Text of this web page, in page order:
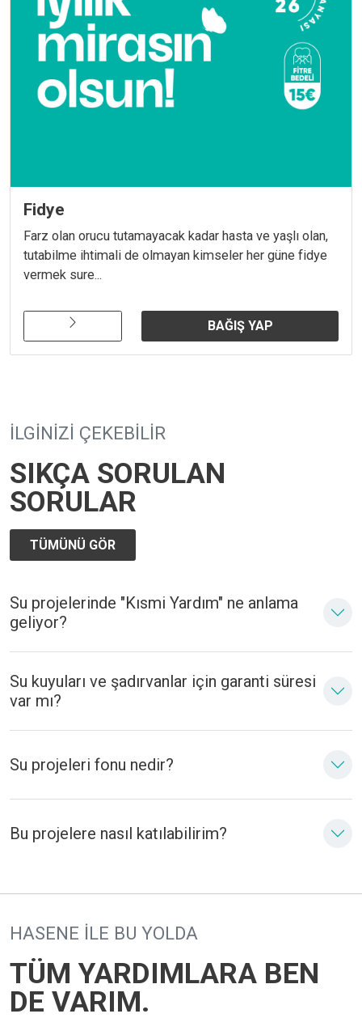
Fidye
Farz olan orucu tutamayacak kadar hasta ve yaşlı olan,
tutabilme ihtimali de olmayan kimseler her güne fidye
vermek sure...
BAĞIŞ YAP
İLGINIZI ÇEKEBILIR
SIKÇA SORULAN
SORULAR
TÜMÜNÜ GÖR
Su projelerinde "Kısmi Yardım" ne anlama
geliyor?
Su kuyuları ve şadırvanlar için garanti süresi
var mı?
Su projeleri fonu nedir?
Bu projelere nasıl katılabilirim?
HASENE ILE BU YOLDA
TÜM YARDIMLARA BEN
DE VARIM.